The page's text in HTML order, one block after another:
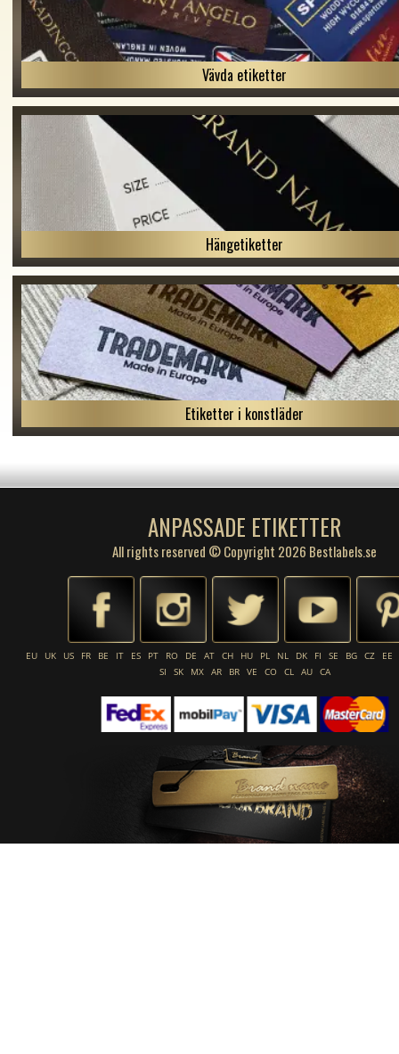
Vävda etiketter
Hängetiketter
Etiketter i konstläder
ANPASSADE ETIKETTER
All rights reserved © Copyright 2026 Bestlabels.se
EU UK US FR BE IT ES PT RO DE AT CH HU PL NL DK FI SE BG CZ
EE
SI
SK MX AR BR VE CO CL AU CA